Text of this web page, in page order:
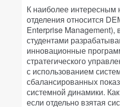
К наиболее интересным
отделения относится
Enterprise Management),
студентами
инновационные
стратегического
с использованием
сбалансированных
системной динамики.
если отдельно взятая